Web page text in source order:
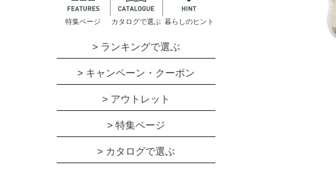
特集ページ カタログで選ぶ 暮らしのヒント
> ランキングで選ぶ
> キャンペーン・クーポン
> アウトレット
> 特集ページ
> カタログで選ぶ